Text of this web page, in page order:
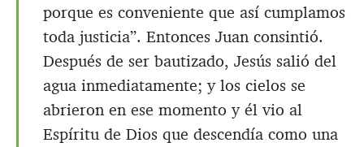
porque es conveniente que así cumplamos
toda justicia”. Entonces Juan consintió.
Después de ser bautizado, Jesús salió del
agua inmediatamente; y los cielos se
abrieron en ese momento y él vio al
Espíritu de Dios que descendía como una